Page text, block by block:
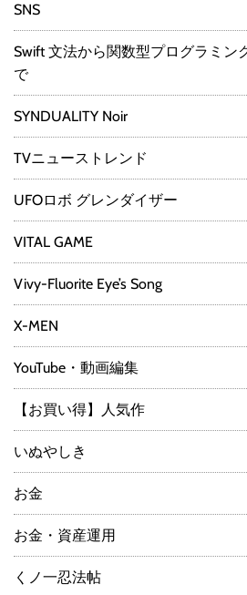
SNS
Swift 文法から関数型プログラミン
で
SYNDUALITY Noir
TVニューストレンド
UFOロボ グレンダイザー
VITAL GAME
Vivy-Fluorite Eye’s Song
X-MEN
YouTube・動画編集
【お買い得】人気作
いぬやしき
お金
お金・資産運用
くノ一忍法帖